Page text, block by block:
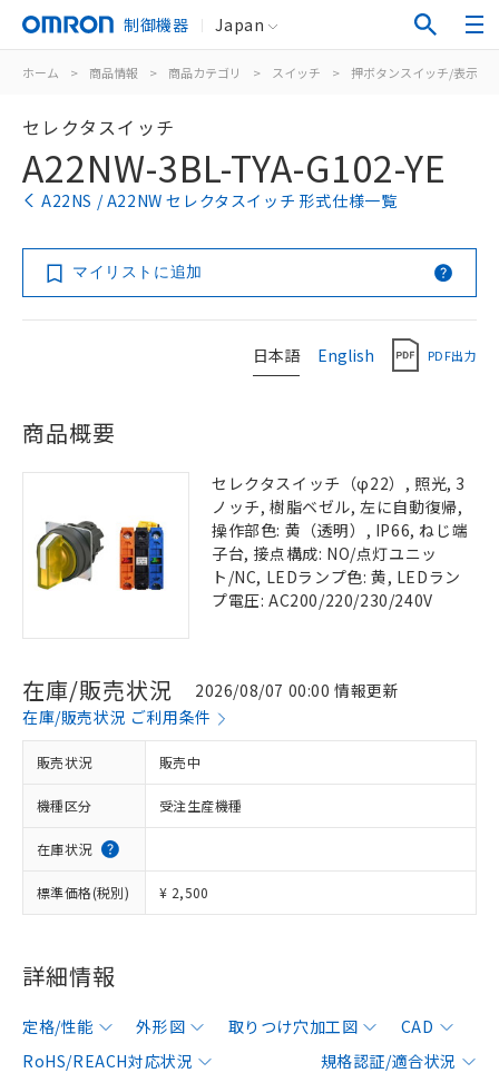
制御機器 Japan
ホーム > 商品情報 > 商品カテゴリ > スイッチ > 押ボタンスイッチ/表示灯
セレクタスイッチ
A22NW-3BL-TYA-G102-YE
A22NS / A22NW セレクタスイッチ 形式仕様一覧
マイリストに追加
日本語 English PDF出力
商品概要
セレクタスイッチ（φ22）, 照光, 3
ノッチ, 樹脂ベゼル, 左に自動復帰,
操作部色: 黄（透明）, IP66, ねじ端
子台, 接点構成: NO/点灯ユニッ
ト/NC, LEDランプ色: 黄, LEDラン
プ電圧: AC200/220/230/240V
在庫/販売状況
2026/08/07 00:00 情報更新
在庫/販売状況 ご利用条件
販売状況 販売中
機種区分 受注生産機種
在庫状況
標準価格(税別) ¥ 2,500
詳細情報
定格/性能 外形図 取りつけ穴加工図
CAD
RoHS/REACH対応状況
規格認証/適合状況